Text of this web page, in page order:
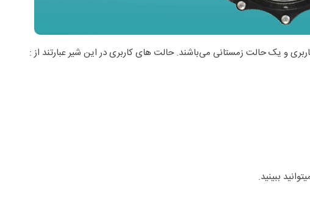
و یک حالت زمستانی می‌باشند. حالت های کاربری در این شیر عبارتند از :
ببینید.